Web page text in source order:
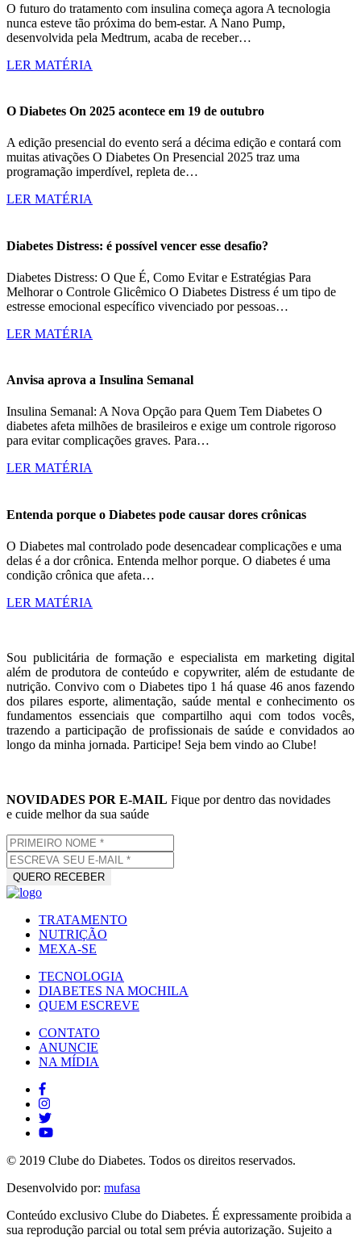
O futuro do tratamento com insulina começa agora A tecnologia
nunca esteve tão próxima do bem-estar. A Nano Pump,
desenvolvida pela Medtrum, acaba de receber…
LER MATÉRIA
O Diabetes On 2025 acontece em 19 de outubro
A edição presencial do evento será a décima edição e contará com
muitas ativações O Diabetes On Presencial 2025 traz uma
programação imperdível, repleta de…
LER MATÉRIA
Diabetes Distress: é possível vencer esse desafio?
Diabetes Distress: O Que É, Como Evitar e Estratégias Para
Melhorar o Controle Glicêmico O Diabetes Distress é um tipo de
estresse emocional específico vivenciado por pessoas…
LER MATÉRIA
Anvisa aprova a Insulina Semanal
Insulina Semanal: A Nova Opção para Quem Tem Diabetes O
diabetes afeta milhões de brasileiros e exige um controle rigoroso
para evitar complicações graves. Para…
LER MATÉRIA
Entenda porque o Diabetes pode causar dores crônicas
O Diabetes mal controlado pode desencadear complicações e uma
delas é a dor crônica. Entenda melhor porque. O diabetes é uma
condição crônica que afeta…
LER MATÉRIA
Sou publicitária de formação e especialista em marketing digital
além de produtora de conteúdo e copywriter, além de estudante de
nutrição. Convivo com o Diabetes tipo 1 há quase 46 anos fazendo
dos pilares esporte, alimentação, saúde mental e conhecimento os
fundamentos essenciais que compartilho aqui com todos vocês,
trazendo a participação de profissionais de saúde e convidados ao
longo da minha jornada. Participe! Seja bem vindo ao Clube!
NOVIDADES POR E-MAIL Fique por dentro das novidades
e cuide melhor da sua saúde
TRATAMENTO
NUTRIÇÃO
MEXA-SE
TECNOLOGIA
DIABETES NA MOCHILA
QUEM ESCREVE
CONTATO
ANUNCIE
NA MÍDIA
© 2019 Clube do Diabetes. Todos os direitos reservados.
Desenvolvido por: mufasa
Conteúdo exclusivo Clube do Diabetes. É expressamente proibida a
sua reprodução parcial ou total sem prévia autorização. Sujeito a